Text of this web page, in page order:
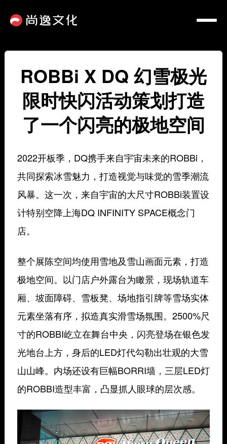
ROBBi X DQ 幻雪极光
限时快闪活动策划打造
了一个闪亮的极地空间
2022开板季，DQ携手来自宇宙未来的ROBBi，
共同探索冰雪魅力，打造视觉与味觉的雪季潮流
风暴。这一次，来自宇宙的大尺寸ROBBi装置设
计特别空降上海DQ INFINITY SPACE概念门
店。
整个展陈空间均使用雪地及雪山画面元素，打造
极地空间。以门店户外露台为瞰景，现场轨道车
厢、坡面障碍、雪板凳、场地指引牌等雪场实体
元素坐落有序，拟造真实滑雪场氛围。2500%尺
寸的ROBBI屹立在舞台中央，闪亮登场在银色发
光地台上方，身后的LED灯代勾勒出壮观的大雪
山山峰。内场还设有巨幅BORRI墙，三层LED灯
的ROBBI造型丰富，凸显抓人眼球的层次感。